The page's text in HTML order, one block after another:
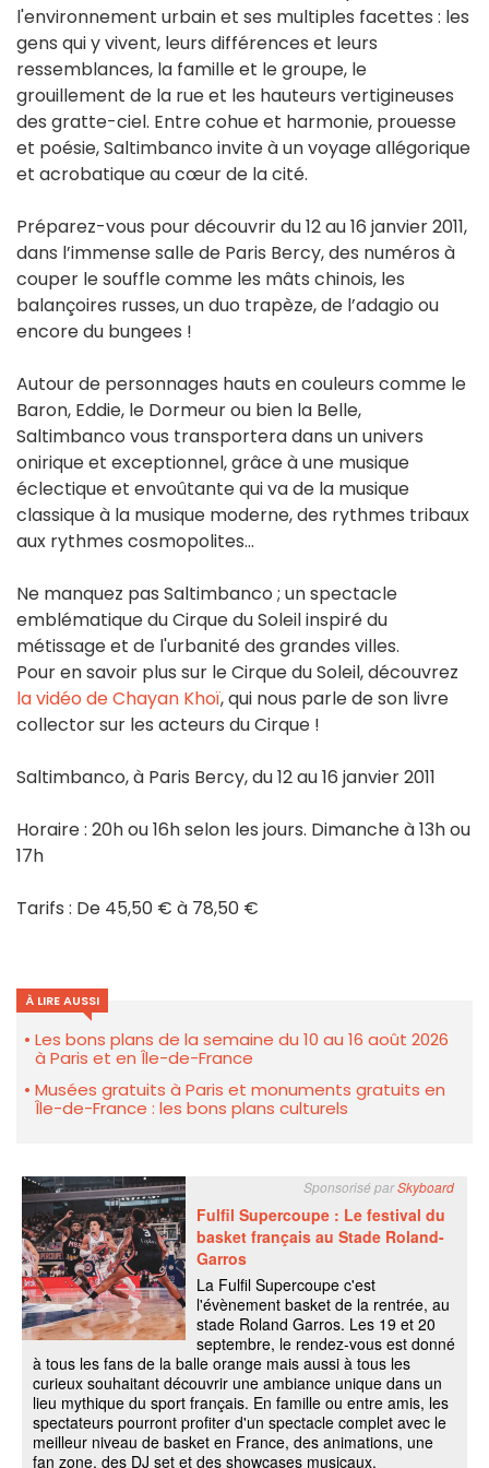
l'environnement urbain et ses multiples facettes : les
gens qui y vivent, leurs différences et leurs
ressemblances, la famille et le groupe, le
grouillement de la rue et les hauteurs vertigineuses
des gratte-ciel. Entre cohue et harmonie, prouesse
et poésie, Saltimbanco invite à un voyage allégorique
et acrobatique au cœur de la cité.
Préparez-vous pour découvrir du 12 au 16 janvier 2011,
dans l’immense salle de Paris Bercy, des numéros à
couper le souffle comme les mâts chinois, les
balançoires russes, un duo trapèze, de l’adagio ou
encore du bungees !
Autour de personnages hauts en couleurs comme le
Baron, Eddie, le Dormeur ou bien la Belle,
Saltimbanco vous transportera dans un univers
onirique et exceptionnel, grâce à une musique
éclectique et envoûtante qui va de la musique
classique à la musique moderne, des rythmes tribaux
aux rythmes cosmopolites…
Ne manquez pas Saltimbanco ; un spectacle
emblématique du Cirque du Soleil inspiré du
métissage et de l'urbanité des grandes villes.
Pour en savoir plus sur le Cirque du Soleil, découvrez
la vidéo de Chayan Khoï, qui nous parle de son livre
collector sur les acteurs du Cirque !
Saltimbanco, à Paris Bercy, du 12 au 16 janvier 2011
Horaire : 20h ou 16h selon les jours. Dimanche à 13h ou
17h
Tarifs : De 45,50 € à 78,50 €
À LIRE AUSSI
Les bons plans de la semaine du 10 au 16 août 2026
à Paris et en Île-de-France
Musées gratuits à Paris et monuments gratuits en
Île-de-France : les bons plans culturels